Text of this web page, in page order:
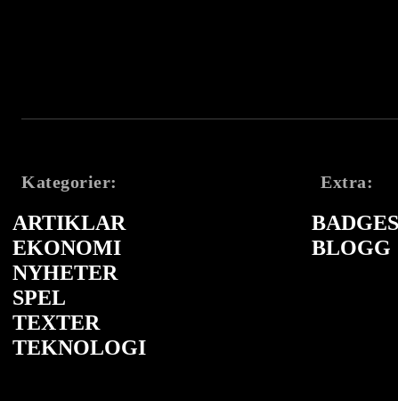
Kategorier:
ARTIKLAR
EKONOMI
NYHETER
SPEL
TEXTER
TEKNOLOGI
Extra:
BLOGG